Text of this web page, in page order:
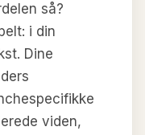
så?
i din
Dine
viden,